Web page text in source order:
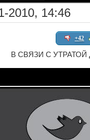
2010, 14:46
+42
В СВЯЗИ С